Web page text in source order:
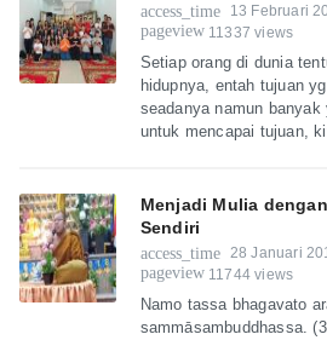
access_time
13 Februari
pageview11337 views
Setiap orang di dunia
hidupnya, entah tujuan
seadanya namun
untuk mencapai tujuan,
Menjadi Mulia
Sendiri
access_time 28 Januari
pageview11744 views
Namo tassa bhagavato
sammāsambuddhassa.